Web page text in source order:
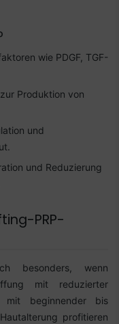
wie PDGF, TGF-
Produktion von
und
und Reduzierung
PRP-
besonders, wenn
mit reduzierter
mit beginnender bis
profitieren